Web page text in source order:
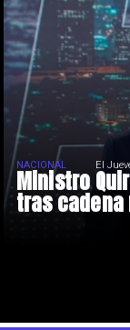
Ministro
tras cadena
NACIONAL El